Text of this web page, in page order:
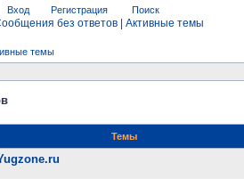
Вход Регистрация Поиск
без ответов Активные темы
темы
Темы